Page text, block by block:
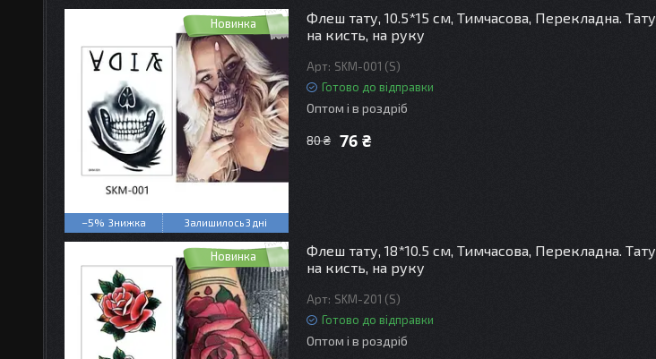
Новинка
–5% Залишилось 3 дні
Флеш тату, 10.5*15 см, Тимчасова, Перекладна. Тату
на кисть, на руку
SKM-001 (S)
Готово до відправки
Оптом і в роздріб
80 ₴ 76 ₴
Новинка
Флеш тату, 18*10.5 см, Тимчасова, Перекладна. Тату
на кисть, на руку
SKM-201 (S)
Готово до відправки
Оптом і в роздріб